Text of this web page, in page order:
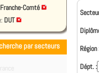
Franche-Comté
DUT
par secteurs
Région
Dépt. :